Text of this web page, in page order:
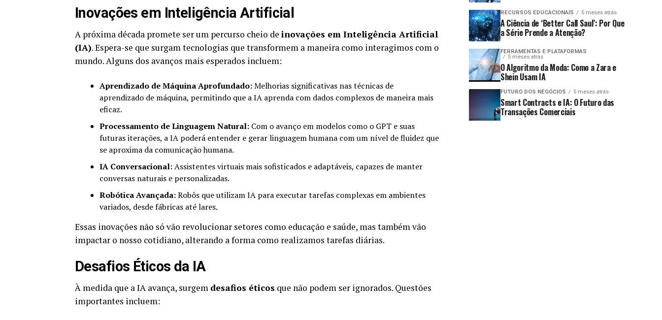
Inovações em Inteligência Artificial
A próxima década promete ser um percurso cheio de inovações em Inteligência Artificial
(IA). Espera-se que surgam tecnologias que transformem a maneira como interagimos com o
mundo. Alguns dos avanços mais esperados incluem:
Aprendizado de Máquina Aprofundado:Melhorias significativas nas técnicas de
aprendizado de máquina, permitindo que a IA aprenda com dados complexos de maneira mais
eficaz.
Processamento de Linguagem Natural: Com o avanço em modelos como o GPT e suas
futuras iterações, a IA poderá entender e gerar linguagem humana com um nível de fluidez que
se aproxima da comunicação humana.
IA Conversacional:Assistentes virtuais mais sofisticados e adaptáveis, capazes de manter
conversas naturais e personalizadas.
Robótica Avançada:Robôs que utilizam IA para executar tarefas complexas em ambientes
variados, desde fábricas até lares.
Essas inovações não só vão revolucionar setores como educação e saúde, mas também vão
impactar o nosso cotidiano, alterando a forma como realizamos tarefas diárias.
Desafios Éticos da IA
À medida que a IA avança, surgem desafios éticos que não podem ser ignorados. Questões
importantes incluem:
RECURSOS EDUCACIONAIS 5 meses atrás
A Ciência de ‘Better Call Saul’: Por Que
a Série Prende a Atenção?
FERRAMENTAS E PLATAFORMAS
5 meses atrás
O Algoritmo da Moda: Como a Zara e
Shein Usam IA
FUTURO DOS NEGÓCIOS 5 meses atrás
Smart Contracts e IA: O Futuro das
Transações Comerciais